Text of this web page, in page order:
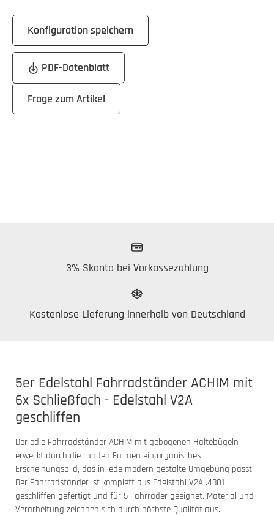
Konfiguration speichern
PDF-Datenblatt
Frage zum Artikel
3% Skonto bei Vorkassezahlung
Kostenlose Lieferung innerhalb von Deutschland
5er Edelstahl Fahrradständer ACHIM mit
6x Schließfach - Edelstahl V2A
geschliffen
Der edle Fahrradständer ACHIM mit gebogenen Haltebügeln
erweckt durch die runden Formen ein organisches
Erscheinungsbild, das in jede modern gestalte Umgebung passt.
Der Fahrradständer ist komplett aus Edelstahl V2A .4301
geschliffen gefertigt und für 5 Fahrräder geeignet. Material und
Verarbeitung zeichnen sich durch höchste Qualität aus.